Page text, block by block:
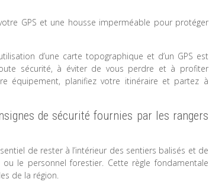
GPS et une housse imperméable pour protéger
d’une carte topographique et d’un GPS est
sécurité, à éviter de vous perdre et à profiter
équipement, planifiez votre itinéraire et partez à
de sécurité fournies par les rangers
de rester à l’intérieur des sentiers balisés et de
le personnel forestier. Cette règle fondamentale
de la région.